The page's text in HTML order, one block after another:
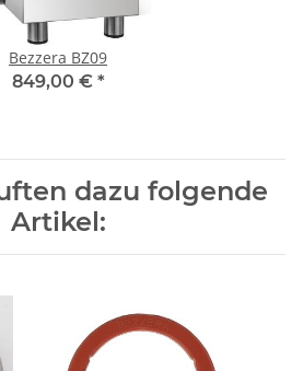
Bezzera BZ09
849,00 € *
dazu folgende
Artikel: